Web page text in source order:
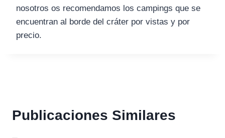
nosotros os recomendamos los campings que se
encuentran al borde del cráter por vistas y por
precio.
Publicaciones Similares